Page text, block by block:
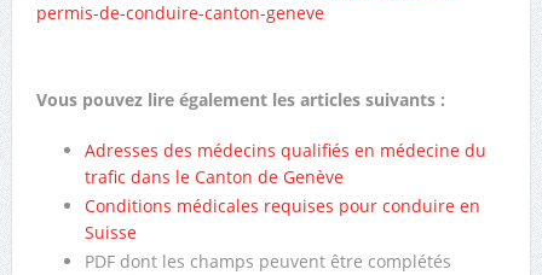
permis-de-conduire-canton-geneve
Vous pouvez lire également les articles suivants :
Adresses des médecins qualifiés en médecine du
trafic dans le Canton de Genève
Conditions médicales requises pour conduire en
Suisse
PDF dont les champs peuvent être complétés